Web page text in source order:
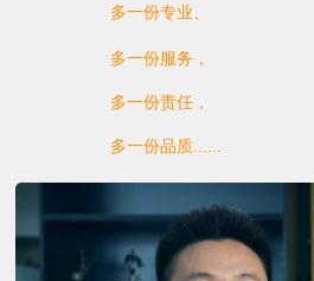
多一份专业、
多一份服务，
多一份责任，
多一份品质......